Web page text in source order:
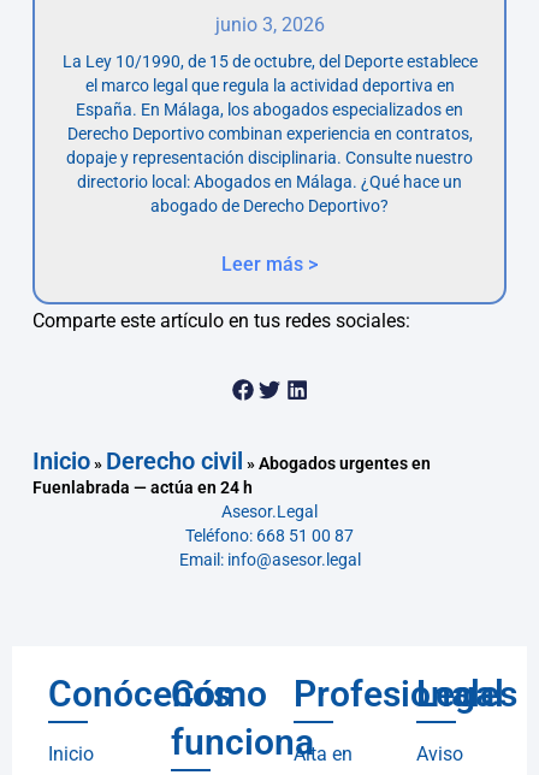
junio 3, 2026
La Ley 10/1990, de 15 de octubre, del Deporte establece
el marco legal que regula la actividad deportiva en
España. En Málaga, los abogados especializados en
Derecho Deportivo combinan experiencia en contratos,
dopaje y representación disciplinaria. Consulte nuestro
directorio local: Abogados en Málaga. ¿Qué hace un
abogado de Derecho Deportivo?
Leer más >
Comparte este artículo en tus redes sociales:
Inicio» Derecho civil »Abogados urgentes en
Fuenlabrada — actúa en 24 h
Asesor.Legal
Teléfono: 668 51 00 87
Email: info@asesor.legal
Conócenos
Inicio
Cómo
funciona
Profesionales
Alta en
Legal
Aviso